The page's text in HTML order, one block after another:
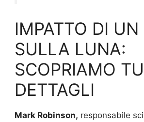
IMPATTO DI UN
SULLA LUNA:
SCOPRIAMO
DETTAGLI
Mark Robinson, responsabile